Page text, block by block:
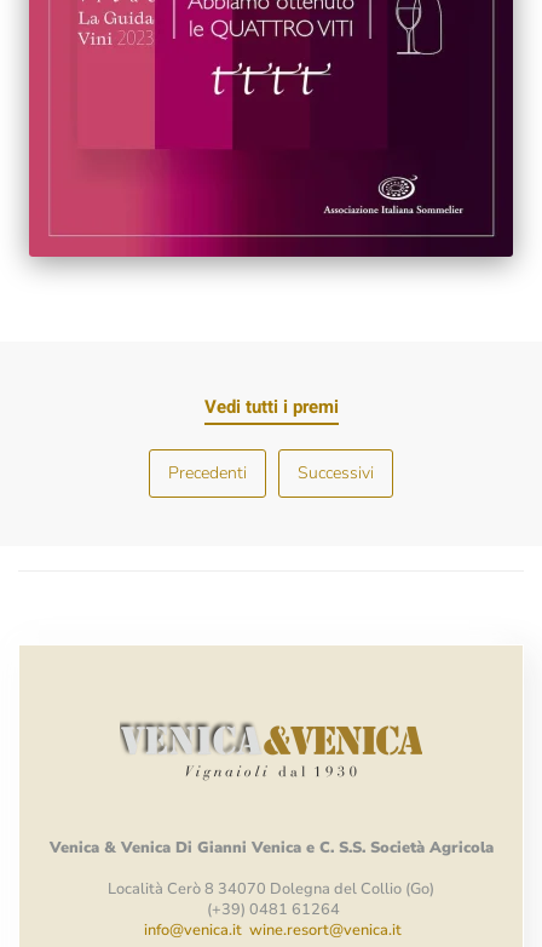
Vedi tutti i premi
Precedenti Successivi
Venica & Venica Di Gianni Venica e C. S.S. Società Agricola
Località Cerò 8 34070 Dolegna del Collio (Go)
(+39) 0481 61264
info@venica.it wine.resort@venica.it